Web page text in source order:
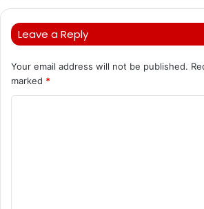
Leave a Reply
Your email address will not be published.
marked *